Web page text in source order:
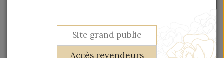
Site grand public
Accès revendeurs